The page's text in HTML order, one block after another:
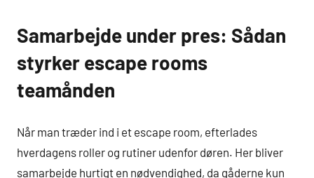
Samarbejde under pres: Sådan
styrker escape rooms
teamånden
Når man træder ind i et escape room, efterlades
hverdagens roller og rutiner udenfor døren. Her bliver
samarbejde hurtigt en nødvendighed, da gåderne kun